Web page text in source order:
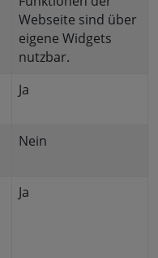
Webseite sind über
eigene Widgets
nutzbar.
Ja
Nein
Ja